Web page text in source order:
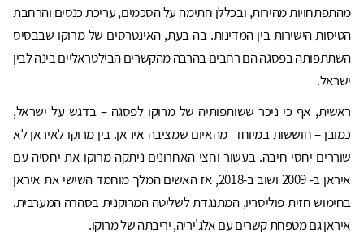
מהתפתחויות מהירות, ובכללן חתימה על הסכמים, עריכת כנסים והרחבת
הטיסות הישירות בין המדינות. בה בעת, האינטרסים של מרוקו שבבסיס
השתתפותה בפסגה הם רחבים בהרבה מהקשרים הבילטראליים בינה לבין
ישראל.
ראשית, אף כי ניכר ששותפותיה של מרוקו לפסגה – בדגש על ישראל,
כמובן – חוששות במיוחד מהאיום שמציבה איראן. בין מרוקו לאיראן לא
שוררים יחסי חיבה. בעשור וחצי האחרונים ניתקה מרוקו את יחסיה עם
איראן ב- 2009 ושוב ב-2018, אז האשים המלך מוחמד השישי את איראן
בחימוש חזית פוליסריו, המתנגדת לשליטה המרוקנית בסהרה המערבית.
איראן גם מטפחת קשרים עם אלג'יריה, יריבתה של מרוקו.